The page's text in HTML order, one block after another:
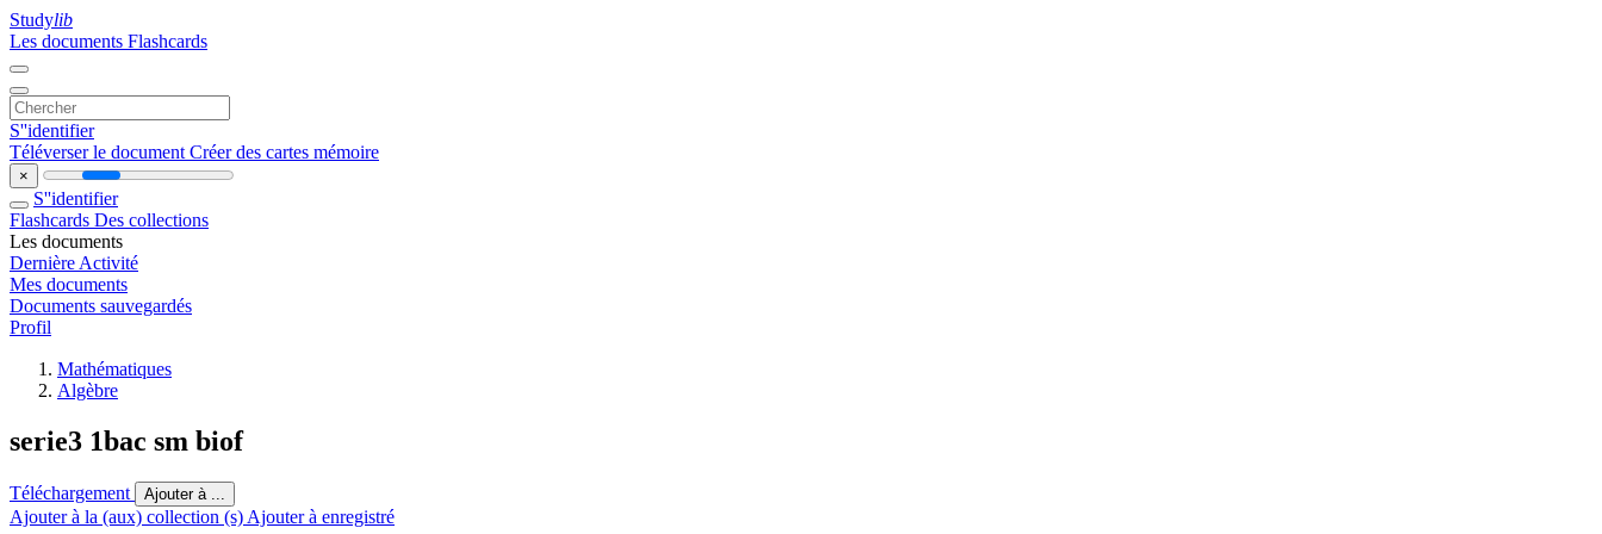
Studylib
Les documents Flashcards
S''identifier
Téléverser le document Créer des cartes mémoire
×
S''identifier
Flashcards Des collections
Les documents
Dernière Activité
Mes documents
Documents sauvegardés
Profil
Mathématiques
Algèbre
serie3 1bac sm biof
Téléchargement Ajouter à ...
Ajouter à la (aux) collection (s) Ajouter à enregistré